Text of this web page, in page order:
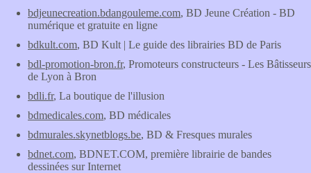
bdjeunecreation.bdangouleme.com, BD Jeune Création - BD
numérique et gratuite en ligne
bdkult.com, BD Kult | Le guide des librairies BD de Paris
bdl-promotion-bron.fr, Promoteurs constructeurs - Les Bâtisseurs
de Lyon à Bron
bdli.fr, La boutique de l'illusion
bdmedicales.com, BD médicales
bdmurales.skynetblogs.be, BD & Fresques murales
bdnet.com, BDNET.COM, première librairie de bandes
dessinées sur Internet